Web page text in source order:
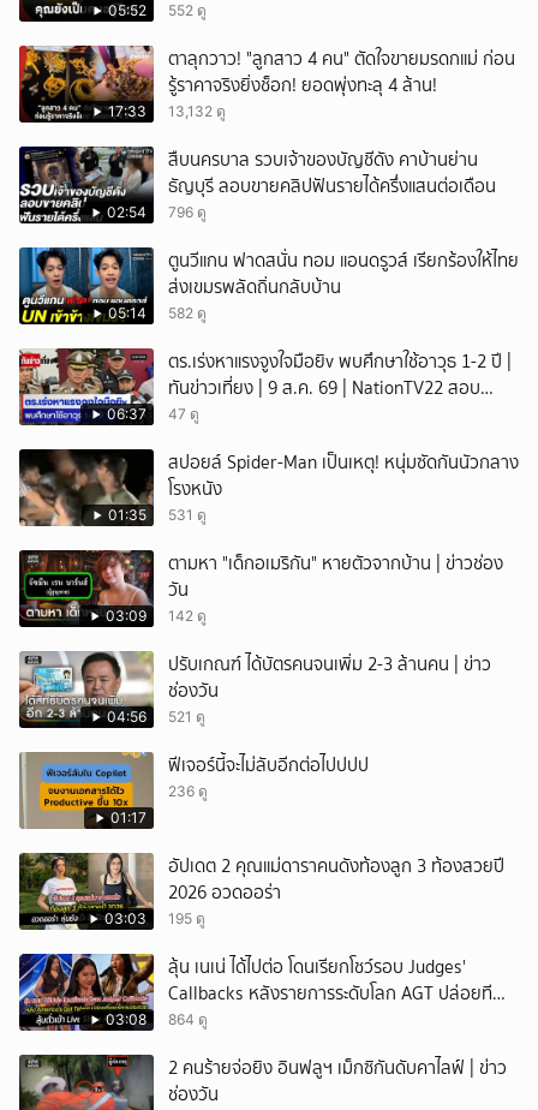
05:52 552 ดู
17:33
ตาลุกวาว! "ลูกสาว 4 คน" ตัดใจขายมรดกแม่ ก่อน
รู้ราคาจริงยิ่งช็อก! ยอดพุ่งทะลุ 4 ล้าน!
13,132 ดู
02:54
สืบนครบาล รวบเจ้าของบัญชีดัง คาบ้านย่าน
ธัญบุรี ลอบขายคลิปฟันรายได้ครึ่งแสนต่อเดือน
796 ดู
05:14
ตูนวีแกน ฟาดสนั่น ทอม แอนดรูวส์ เรียกร้องให้ไทย
ส่งเขมรพลัดถิ่นกลับบ้าน
582 ดู
06:37
ตร.เร่งหาแรงจูงใจมือยิv พบศึกษาใช้อาวุธ 1-2 ปี |
ทันข่าวเที่ยง | 9 ส.ค. 69 | NationTV22 สอบ
พยานแล้ว 17 ปาก เร่งตรวจมือถือและหลักฐานที่
เพื่อน และสื่อโซเ
47 ดู
01:35
สปอยล์ Spider-Man เป็นเหตุ! หนุ่มซัดกันนัวกลาง
โรงหนัง
531 ดู
03:09
ตามหา "เด็กอเมริกัน" หายตัวจากบ้าน | ข่าวช่อง
วัน
142 ดู
04:56
ปรับเกณฑ์ ได้บัตรคนจนเพิ่ม 2-3 ล้านคน | ข่าว
ช่องวัน
521 ดู
01:17
ฟีเจอร์นี้จะไม่ลับอีกต่อไปปปป
236 ดู
03:03
อัปเดต 2 คุณแม่ดาราคนดังท้องลูก 3 ท้องสวยปี
2026 อวดออร่า
195 ดู
03:08
ลุ้น เนเน่ ได้ไปต่อ โดนเรียกโชว์รอบ Judges'
Callbacks หลังรายการระดับโลก AGT ปล่อยที
เซอร์การประกวด
864 ดู
2 คนร้ายจ่อยิง อินฟลูฯ เม็กซิกันดับคาไลฟ์ | ข่าว
ช่องวัน